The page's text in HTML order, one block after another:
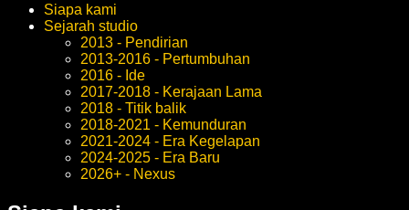
Siapa kami
Sejarah studio
2013 - Pendirian
2013-2016 - Pertumbuhan
2016 - Ide
2017-2018 - Kerajaan Lama
2018 - Titik balik
2018-2021 - Kemunduran
2021-2024 - Era Kegelapan
2024-2025 - Era Baru
2026+ - Nexus